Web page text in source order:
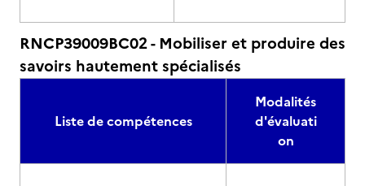
RNCP39009BC02 - Mobiliser et produire des
savoirs hautement spécialisés
Liste de compétences
Modalités
d'évaluati
on